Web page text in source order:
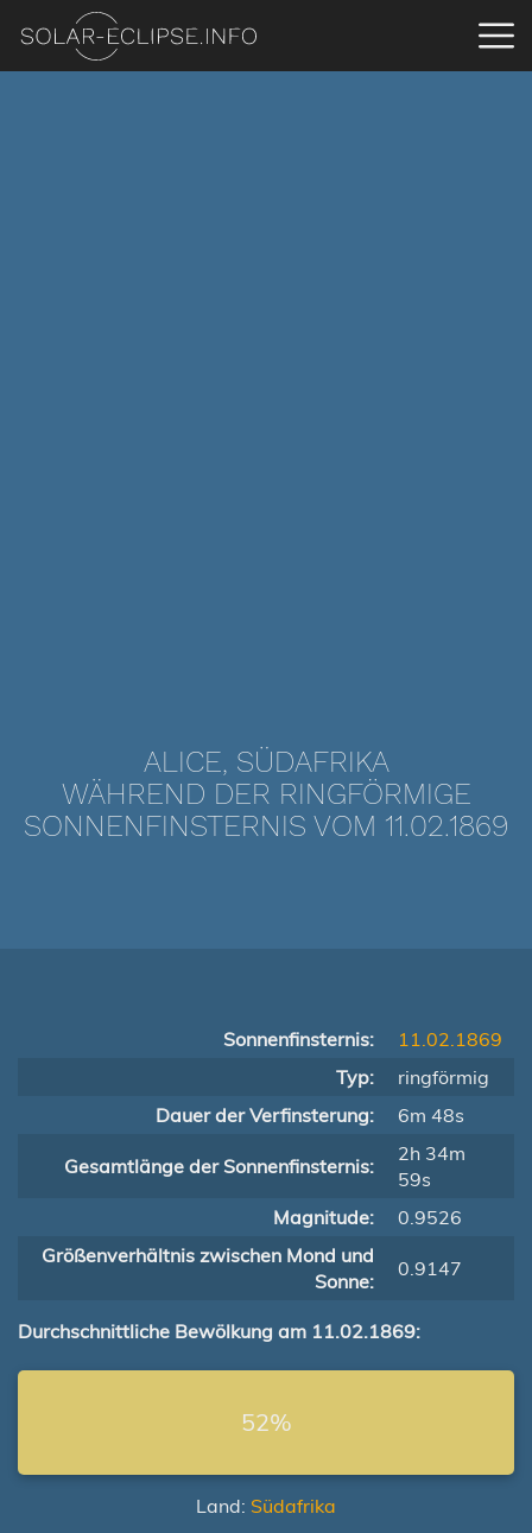
ALICE, SÜDAFRIKA
WÄHREND DER RINGFÖRMIGE
SONNENFINSTERNIS VOM 11.02.1869
Sonnenfinsternis:
11.02.1869
Typ:
ringförmig
Dauer der Verfinsterung:
6m 48s
Gesamtlänge der Sonnenfinsternis:
2h 34m
59s
Magnitude:
0.9526
Größenverhältnis zwischen Mond und
Sonne:
0.9147
Durchschnittliche Bewölkung am 11.02.1869:
52%
Land: Südafrika